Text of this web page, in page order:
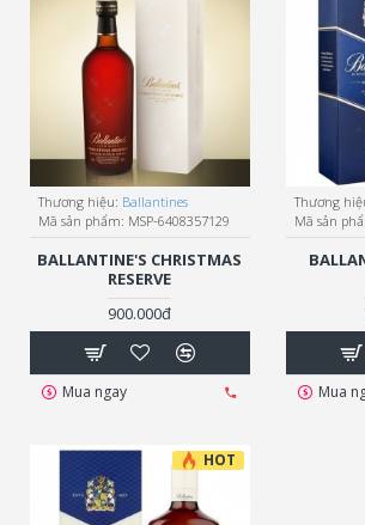
Thương hiệu: Ballantines
Mã sản phẩm: MSP-6408357129
BALLANTINE'S CHRISTMAS
RESERVE
900.000đ
Mua ngay
Thương
Mã sản
Mua
HOT